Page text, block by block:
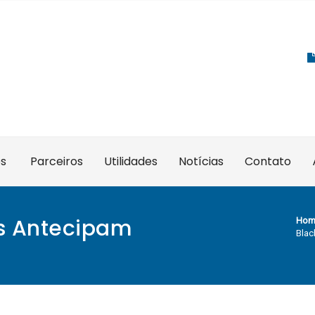
Parceiros Utilidades Notícias Contato
Antecipam